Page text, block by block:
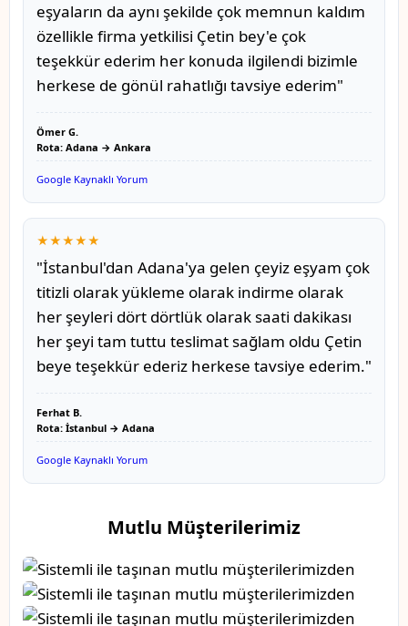
eşyaların da aynı şekilde çok memnun kaldım
özellikle firma yetkilisi Çetin bey'e çok
teşekkür ederim her konuda ilgilendi bizimle
herkese de gönül rahatlığı tavsiye ederim"
Ömer G.
Rota: Adana → Ankara
Google Kaynaklı Yorum
★★★★★
"İstanbul'dan Adana'ya gelen çeyiz eşyam çok
titizli olarak yükleme olarak indirme olarak
her şeyleri dört dörtlük olarak saati dakikası
her şeyi tam tuttu teslimat sağlam oldu Çetin
beye teşekkür ederiz herkese tavsiye ederim."
Ferhat B.
Rota: İstanbul → Adana
Google Kaynaklı Yorum
Mutlu Müşterilerimiz